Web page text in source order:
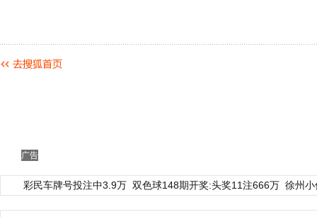
广告
彩民车牌号投注中3.9万 双色球148期开奖:头奖11注666万 徐州